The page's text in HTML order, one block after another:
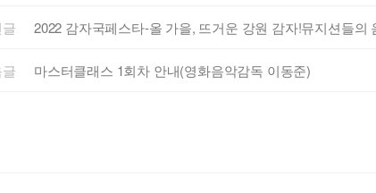
2022 감자국페스타-올 가을, 뜨거운 강원 감자!뮤지션들의
마스터클래스 1회차 안내(영화음악감독 이동준)